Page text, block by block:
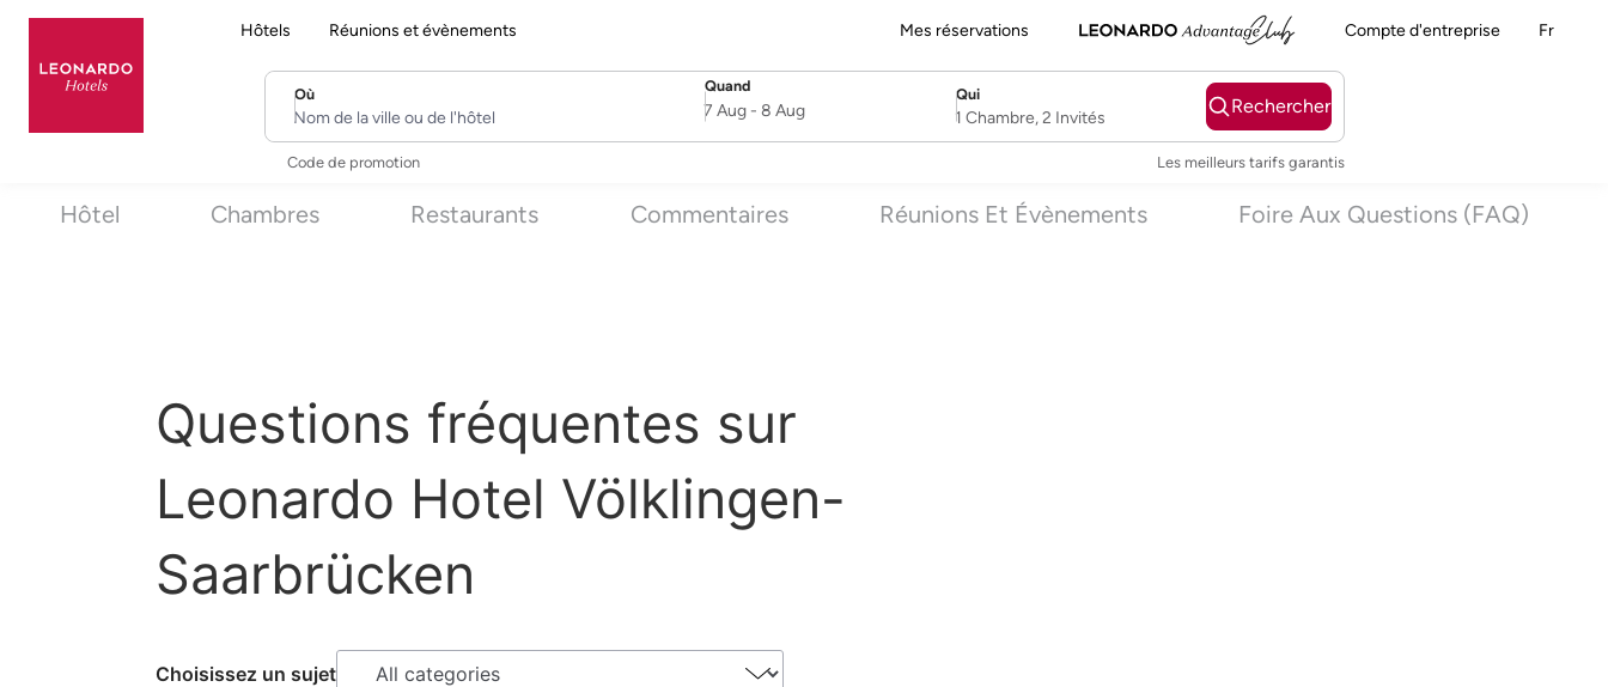
Hôtels Réunions et évènements Mes réservations Compte d'entreprise Fr
Où
Nom de la ville ou de l'hôtel
Quand
SelectDate
7 Aug- 8 Aug
Qui
Username
1 Chambre, 2 Invités
Rechercher
Code de promotion Les meilleurs tarifs garantis
Hôtel Chambres Restaurants Commentaires Réunions Et Évènements Foire Aux Questions (FAQ)
Questions fréquentes sur
Leonardo Hotel Völklingen-
Saarbrücken
Choisissez un sujet